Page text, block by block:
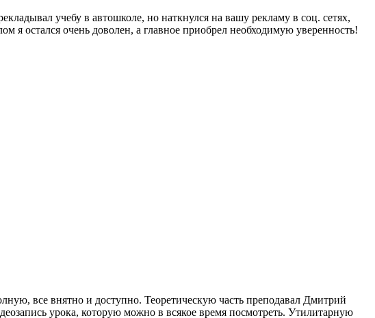
учебу в автошколе, но наткнулся на вашу рекламу в соц. сетях,
я остался очень доволен, а главное приобрел необходимую уверенность!
все внятно и доступно. Теоретическую часть преподавал Дмитрий
урока, которую можно в всякое время посмотреть. Утилитарную